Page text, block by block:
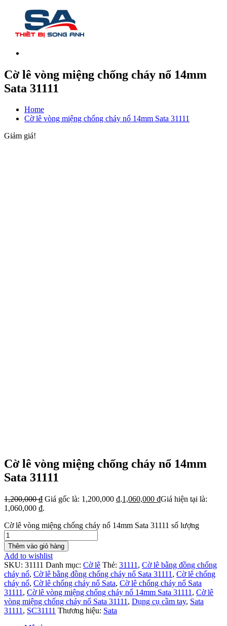
Cờ lê vòng miệng chống cháy nổ 14mm
Sata 31111
Home
Cờ lê vòng miệng chống cháy nổ 14mm Sata 31111
Giảm giá!
Cờ lê vòng miệng chống cháy nổ 14mm
Sata 31111
1,200,000₫ Giá gốc là: 1,200,000 ₫.1,060,000 ₫Giá hiện tại là:
1,060,000 ₫.
Cờ lê vòng miệng chống cháy nổ 14mm Sata 31111 số lượng
Thêm vào giỏ hàng
Add to wishlist
SKU: 31111 Danh mục: Cờ lê Thẻ: 31111 , Cờ lê bằng đồng chống
cháy nổ, Cờ lê bằng đồng chống cháy nổ Sata 31111 , Cờ lê chống
cháy nổ, Cờ lê chống cháy nổ Sata, Cờ lê chống cháy nổ Sata
31111 , Cờ lê vòng miệng chống cháy nổ 14mm Sata 31111 , Cờ lê
vòng miệng chống cháy nổ Sata 31111 , Dụng cụ cầm tay, Sata
31111 , SC31111 Thương hiệu: Sata